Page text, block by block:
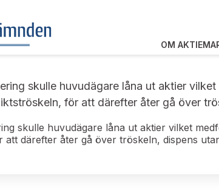
OM
skulle huvudägare låna ut aktier
för att därefter åter gå över
skulle huvudägare låna ut aktier vilket
att därefter åter gå över tröskeln, dispens